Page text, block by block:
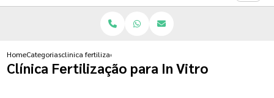
HomeCategoriasclinica fertilizacao para in vitro
Clínica Fertilização para In Vitro